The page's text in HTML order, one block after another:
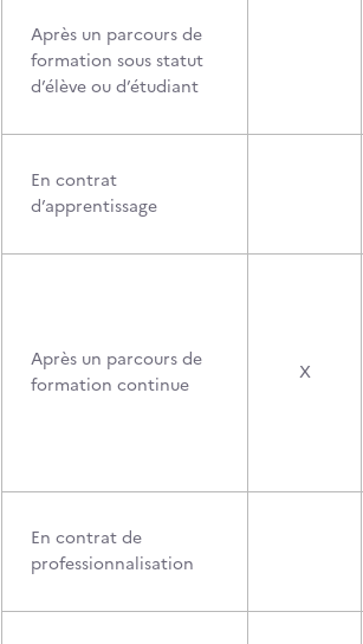
Après un parcours de
formation sous statut
d’élève ou d’étudiant
En contrat
d’apprentissage
Après un parcours de
formation continue
X
En contrat de
professionnalisation